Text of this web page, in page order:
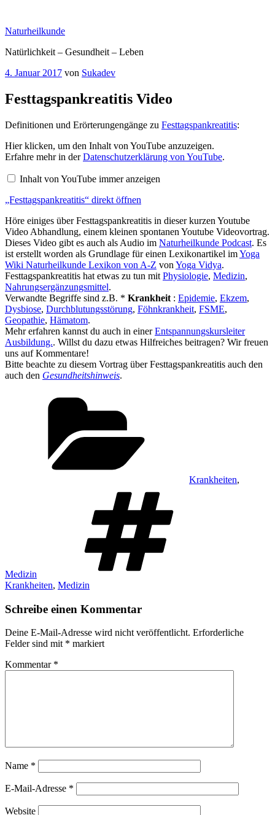
springen
Naturheilkunde
Natürlichkeit – Gesundheit – Leben
Veröffentlicht
4. Januar 2017 von Sukadev
Festtagspankreatitis Video
Definitionen und Erörterungengänge zu Festtagspankreatitis:
„Festtagspankreatitis“
von
YouTube
Hier klicken, um den Inhalt von YouTube anzuzeigen.
Erfahre mehr in derDatenschutzerklärung von YouTube.
Inhalt von YouTube immer anzeigen
„Festtagspankreatitis“ direkt öffnen
Höre einiges über Festtagspankreatitis in dieser kurzen Youtube
Video Abhandlung, einem kleinen spontanen Youtube Videovortrag.
Dieses Video gibt es auch als Audio im Naturheilkunde Podcast. Es
ist erstellt worden als Grundlage für einen Lexikonartikel imYoga
Wiki Naturheilkunde Lexikon von A-Z von Yoga Vidya.
Festtagspankreatitis hat etwas zu tun mit Physiologie, Medizin,
Nahrungsergänzungsmittel.
Verwandte Begriffe sind z.B. * Krankheit : Epidemie, Ekzem,
Dysbiose, Durchblutungsstörung, Föhnkrankheit, FSME,
Geopathie, Hämatom.
Mehr erfahren kannst du auch in einerEntspannungskursleiter
Ausbildung.. Willst du dazu etwas Hilfreiches beitragen? Wir freuen
uns auf Kommentare!
Bitte beachte zu diesem Vortrag über Festtagspankreatitis auch den
auch den Gesundheitshinweis.
Krankheiten,
Medizin
Krankheiten, Medizin
Schreibe einen Kommentar
Deine E-Mail-Adresse wird nicht veröffentlicht. Erforderliche
Felder sind mit * markiert
Kommentar *
Name *
E-Mail-Adresse *
Website